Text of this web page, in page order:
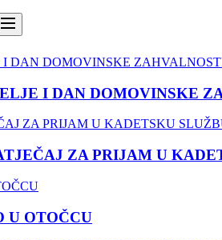
I DAN DOMOVINSKE
ZA PRIJAM U
U OTOČCU